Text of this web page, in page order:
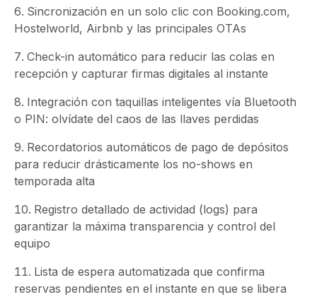
Sincronización en un solo clic con Booking.com,
Hostelworld, Airbnb y las principales OTAs
Check-in automático para reducir las colas en
recepción y capturar firmas digitales al instante
Integración con taquillas inteligentes vía Bluetooth
o PIN: olvídate del caos de las llaves perdidas
Recordatorios automáticos de pago de depósitos
para reducir drásticamente los no-shows en
temporada alta
Registro detallado de actividad (logs) para
garantizar la máxima transparencia y control del
equipo
Lista de espera automatizada que confirma
reservas pendientes en el instante en que se libera